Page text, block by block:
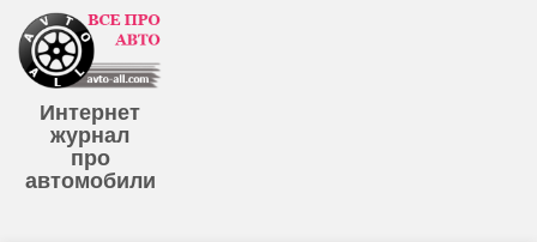
Интернет
журнал
про
автомобили